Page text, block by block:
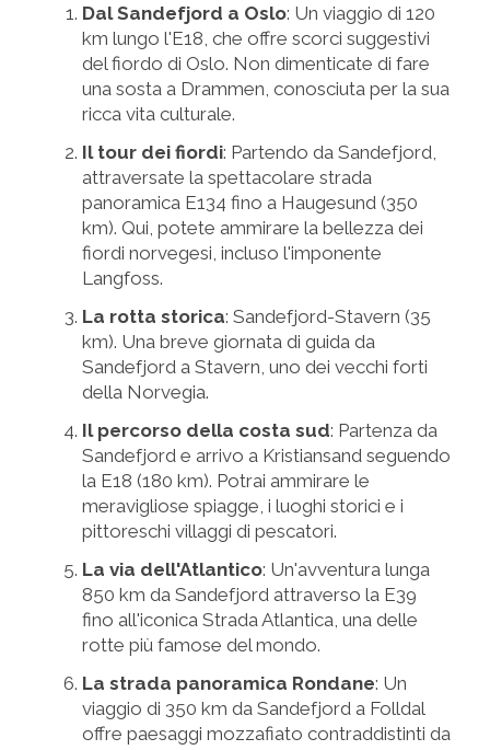
Dal Sandefjord a Oslo: Un viaggio di 120
km lungo l'E18, che offre scorci suggestivi
del fiordo di Oslo. Non dimenticate di fare
una sosta a Drammen, conosciuta per la sua
ricca vita culturale.
Il tour dei fiordi: Partendo da Sandefjord,
attraversate la spettacolare strada
panoramica E134 fino a Haugesund (350
km). Qui, potete ammirare la bellezza dei
fiordi norvegesi, incluso l'imponente
Langfoss.
La rotta storica: Sandefjord-Stavern (35
km). Una breve giornata di guida da
Sandefjord a Stavern, uno dei vecchi forti
della Norvegia.
Il percorso della costa sud: Partenza da
Sandefjord e arrivo a Kristiansand seguendo
la E18 (180 km). Potrai ammirare le
meravigliose spiagge, i luoghi storici e i
pittoreschi villaggi di pescatori.
La via dell'Atlantico: Un'avventura lunga
850 km da Sandefjord attraverso la E39
fino all'iconica Strada Atlantica, una delle
rotte più famose del mondo.
La strada panoramica Rondane: Un
viaggio di 350 km da Sandefjord a Folldal
offre paesaggi mozzafiato contraddistinti da